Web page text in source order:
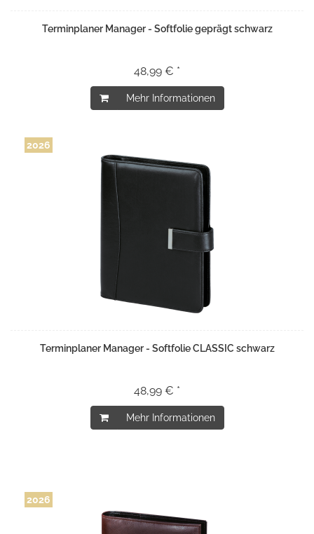
Terminplaner Manager - Softfolie geprägt schwarz
48,99 € *
Mehr Informationen
2026
Terminplaner Manager - Softfolie CLASSIC schwarz
48,99 € *
Mehr Informationen
2026